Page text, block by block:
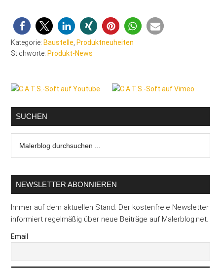
Kategorie: Baustelle Produktneuheiten
Stichworte: Produkt-News
Seitenspalte
SUCHEN
durchsuchen
NEWSLETTER ABONNIEREN
Immer auf dem aktuellen Stand. Der kostenfreie Newsletter
informiert regelmäßig über neue Beiträge auf Malerblog.net.
Email